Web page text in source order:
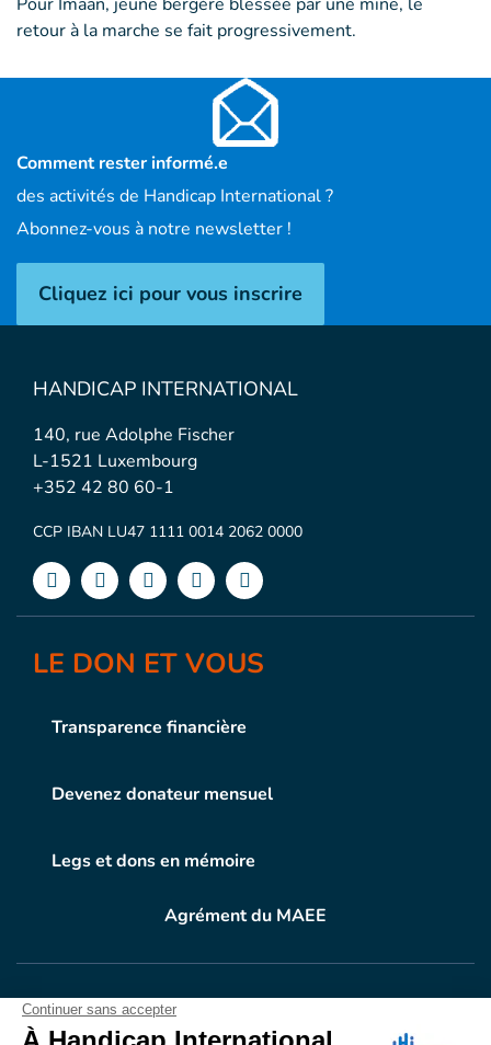
retour à la marche se fait progressivement.
Comment rester informé.e
des activités de Handicap International ?
Abonnez-vous à notre newsletter !
Cliquez ici pour vous inscrire
HANDICAP INTERNATIONAL
140, rue Adolphe Fischer
L-1521 Luxembourg
+352 42 80 60-1
CCP IBAN LU47 1111 0014 2062 0000
LE DON ET VOUS
Transparence financière
Devenez donateur mensuel
Legs et dons en mémoire
Agrément du MAEE
VOTRE DONEN ACTION